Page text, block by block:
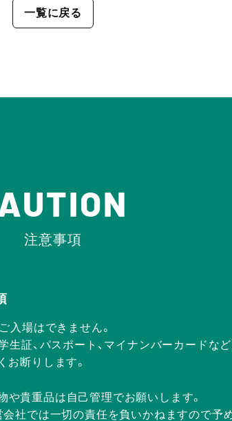
一覧に戻る
注意事項
入場はできません。
生証、パスポート、マイナンバーカードな
お断りします。
貴重品は自己管理でお願いします。
会社では一切の責任を負いかねますので予